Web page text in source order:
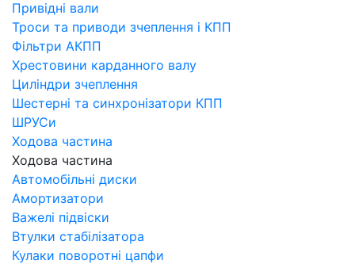
Привідні вали
Троси та приводи зчеплення і КПП
Фільтри АКПП
Хрестовини карданного валу
Циліндри зчеплення
Шестерні та синхронізатори КПП
ШРУСи
Ходова частина
Ходова частина
Автомобільні диски
Амортизатори
Важелі підвіски
Втулки стабілізатора
Кулаки поворотні цапфи